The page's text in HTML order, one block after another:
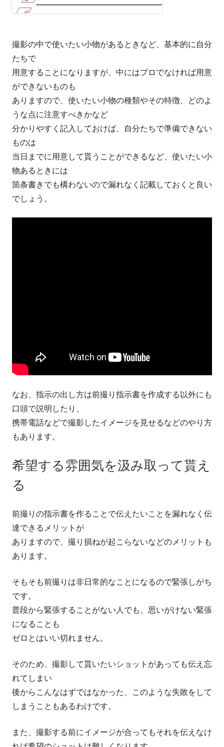
撮影の中で使いたい小物があるときなど、基本的に自分
たちで
用意することになりますが、中にはプロでなければ用意
ができないものも
ありますので、使いたい小物の種類やその特徴、どのよ
うな点に注意すべきかなど
分かりやすく記入しておけば、自分たちで準備できない
ものは
当日までに用意して貰うことができるなど、使いたい小
物あるときには
箇条書きでも構わないので漏れなく記載しておくと良い
でしょう。
なお、指示の出し方は前撮り指示書を作成する以外にも
口頭で説明したり、
携帯電話などで撮影したイメージを見せるなどのやり方
もあります。
希望する雰囲気を汲み取って貰え
る
前撮りの指示書を作ることで伝えたいことを漏れなく伝
達できるメリットが
ありますので、撮り損ねが起こらないなどのメリットも
あります。
そもそも前撮りは非日常的なことになるので緊張しがち
です。
普段から緊張することがない人でも、思いがけない緊張
になることも
ゼロとはいい切れません。
そのため、撮影して貰いたいショットがあっても伝え忘
れてしまい
後からこんなはずではなかった、このような失敗をして
しまうこともあるわけです。
また、撮影する前にイメージが合ってもそれを伝えなけ